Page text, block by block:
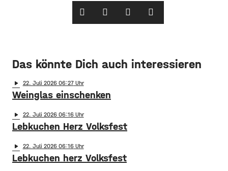
Das könnte Dich auch interessieren
play_arrow 22. Juli 2026 06:27
Weinglas einschenken
play_arrow 22. Juli 2026 06:16
Lebkuchen Herz Volksfest
play_arrow 22. Juli 2026 06:16
Lebkuchen herz Volksfest